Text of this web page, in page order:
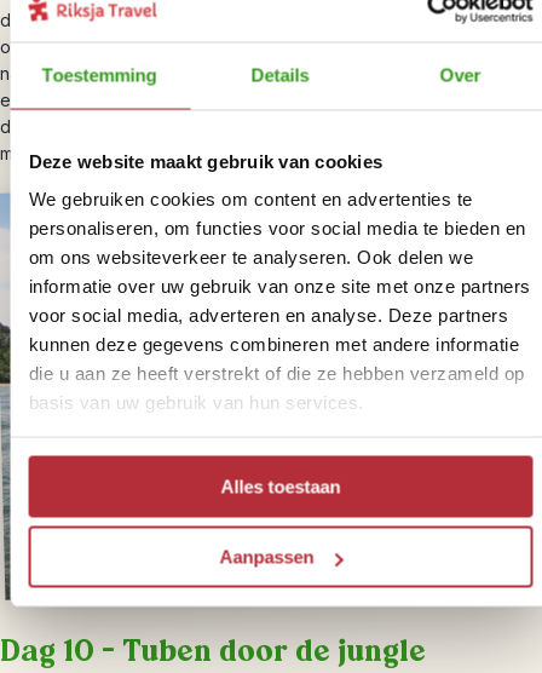
Toestemming Details Over
Deze website maakt gebruik van cookies
We gebruiken cookies om content en advertenties te
personaliseren, om functies voor social media te bieden en
om ons websiteverkeer te analyseren. Ook delen we
informatie over uw gebruik van onze site met onze partners
voor social media, adverteren en analyse. Deze partners
kunnen deze gegevens combineren met andere informatie
die u aan ze heeft verstrekt of die ze hebben verzameld op
basis van uw gebruik van hun services.
Alles toestaan
Aanpassen
door palmolieplantages en boerendorpjes. Na een reis van
ongeveer drie uur kom je aan bij je verblijf voor de komende
nachten. Je slaapt je in een eenvoudige, maar avontuurlijke lodge:
er is geen warm water, maar de houten bungalow past helemaal bij
de sfeer van de jungle. Het wordt vroeg donker en je valt in slaap
met de geluiden van de jungle.
Dag 10 – Tuben door de jungle